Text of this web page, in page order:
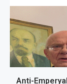
Anti-